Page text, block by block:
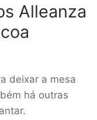
Alleanza
deixar a mesa
há outras